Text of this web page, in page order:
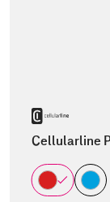
Cellularline